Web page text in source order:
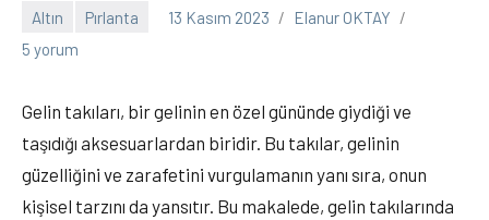
Altın Pırlanta 13 Kasım 2023
Elanur OKTAY
5 yorum
Gelin takıları, bir gelinin en özel gününde giydiği ve
taşıdığı aksesuarlardan biridir. Bu takılar, gelinin
güzelliğini ve zarafetini vurgulamanın yanı sıra, onun
kişisel tarzını da yansıtır. Bu makalede, gelin takılarında